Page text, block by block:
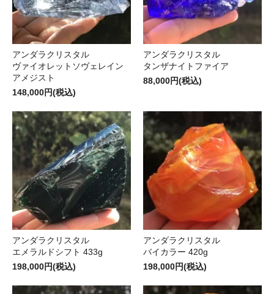
アンダラクリスタル
ヴァイオレットソヴェレイン
アメジスト
148,000円(税込)
アンダラクリスタル
タンザナイトファイア
88,000円(税込)
アンダラクリスタル
エメラルドシフト 433g
198,000円(税込)
アンダラクリスタル
バイカラー 420g
198,000円(税込)